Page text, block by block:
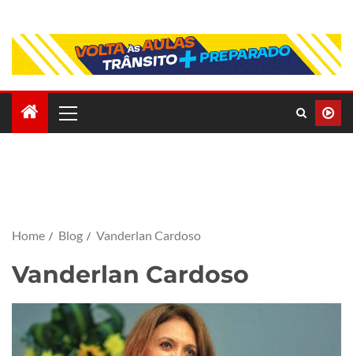
Home Blog Vanderlan Cardoso
Vanderlan Cardoso